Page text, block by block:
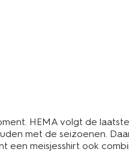
HEMA volgt de
met de seizoenen.
een meisjesshirt ook